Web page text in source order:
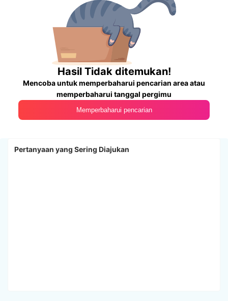
Hasil Tidak ditemukan!
Mencoba untuk memperbaharui pencarian area atau
memperbaharui tanggal pergimu
Memperbaharui pencarian
Pertanyaan yang Sering Diajukan